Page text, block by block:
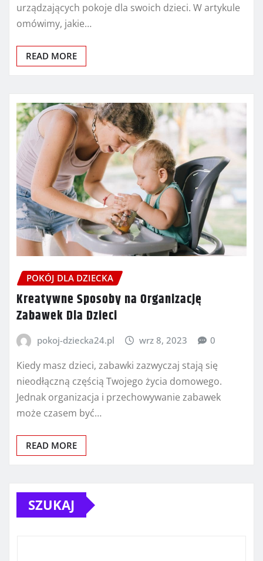
urządzających pokoje dla swoich dzieci. W artykule
omówimy, jakie…
READ MORE
POKÓJ DLA DZIECKA
Kreatywne Sposoby na Organizację
Zabawek Dla Dzieci
pokoj-dziecka24.pl wrz 8, 2023 0
Kiedy masz dzieci, zabawki zazwyczaj stają się
nieodłączną częścią Twojego życia domowego.
Jednak organizacja i przechowywanie zabawek
może czasem być…
READ MORE
SZUKAJ